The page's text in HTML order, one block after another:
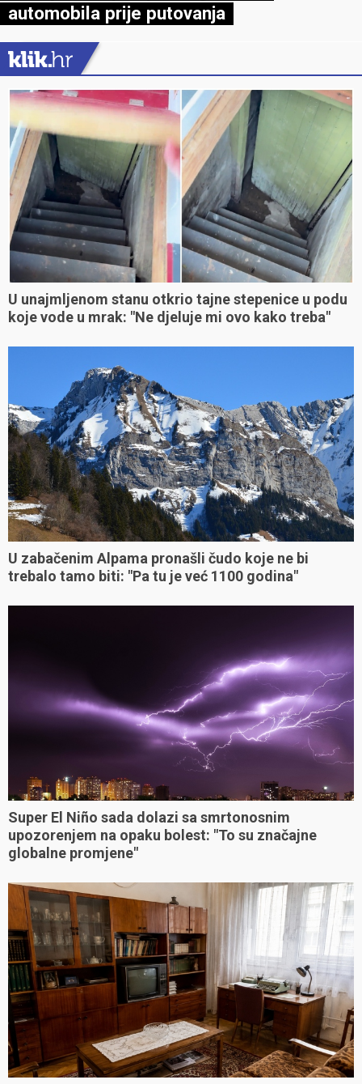
automobila prije putovanja
U unajmljenom stanu otkrio tajne stepenice u podu
koje vode u mrak: "Ne djeluje mi ovo kako treba"
U zabačenim Alpama pronašli čudo koje ne bi
trebalo tamo biti: "Pa tu je već 1100 godina"
Super El Niño sada dolazi sa smrtonosnim
upozorenjem na opaku bolest: "To su značajne
globalne promjene"